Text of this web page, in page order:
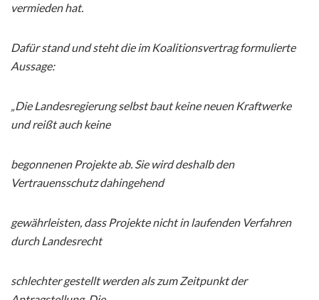
vermieden hat.
Dafür stand und steht die im Koalitionsvertrag formulierte
Aussage:
„Die Landesregierung selbst baut keine neuen Kraftwerke
und reißt auch keine
begonnenen Projekte ab. Sie wird deshalb den
Vertrauensschutz dahingehend
gewährleisten, dass Projekte nicht in laufenden Verfahren
durch Landesrecht
schlechter gestellt werden als zum Zeitpunkt der